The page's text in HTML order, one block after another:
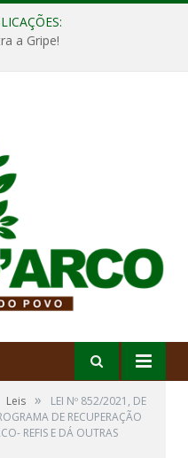
a Gripe!
Leis »
LEI Nº 852/2021, DE
DE RECUPERAÇÃO
REFIS E DÁ OUTRAS